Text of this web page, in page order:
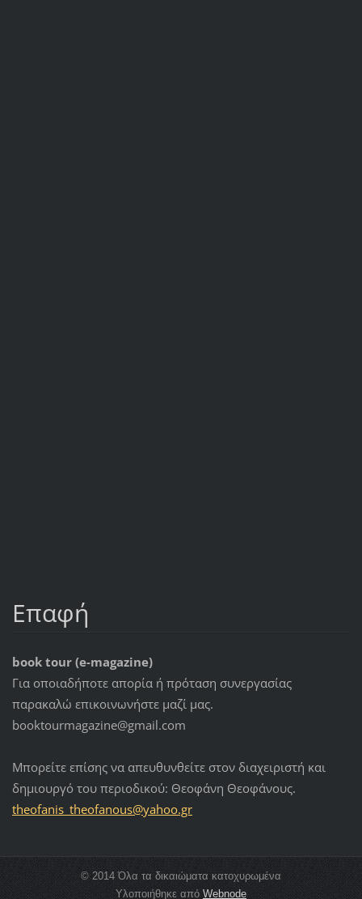
Επαφή
book tour (e-magazine)
Για οποιαδήποτε απορία ή πρόταση συνεργασίας
παρακαλώ επικοινωνήστε μαζί μας.
booktourmagazine@gmail.com
Μπορείτε επίσης να απευθυνθείτε στον διαχειριστή και
δημιουργό του περιοδικού: Θεοφάνη Θεοφάνους.
theofanis_theofanous@yahoo.gr
© 2014 Όλα τα δικαιώματα κατοχυρωμένα
Υλοποιήθηκε από Webnode